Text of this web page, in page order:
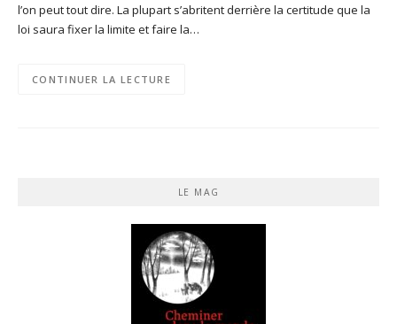
l’on peut tout dire. La plupart s’abritent derrière la certitude que la
loi saura fixer la limite et faire la…
CONTINUER LA LECTURE
LE MAG